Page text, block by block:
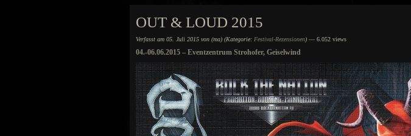
OUT & LOUD 2015
Verfasst am 05. Juli 2015 von (ma) (Kategorie: Festival-Rezensionen) — 6.052 views
04.-06.06.2015 – Eventzentrum Strohofer, Geiselwind